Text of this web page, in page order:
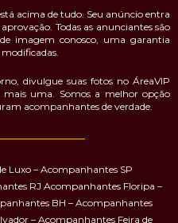
comissão ou influenciamos o seu
vai trabalhar e o valor que vai
uma plataforma moderna.
público é seleto, criterioso e
acima de tudo. Seu anúncio entra